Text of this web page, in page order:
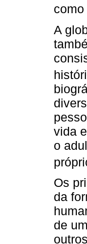
A
vida
o
Os
da
de